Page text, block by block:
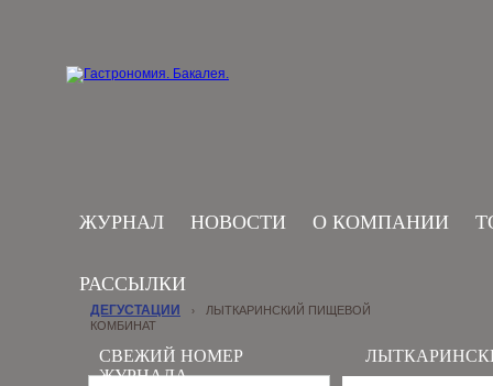
ЖУРНАЛ НОВОСТИ О КОМПАНИИ
РАССЫЛКИ
СВЕЖИЙ НОМЕР
ЖУРНАЛА
ДЕГУСТАЦИИ ›
ЛЫТКАРИНСКИЙ ПИЩЕВОЙ
КОМБИНАТ